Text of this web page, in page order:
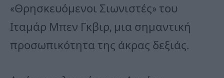
«Θρησκευόμενοι Σιωνιστές» του
Ιταμάρ Μπεν Γκβιρ, μια σημαντική
προσωπικότητα της άκρας δεξιάς.